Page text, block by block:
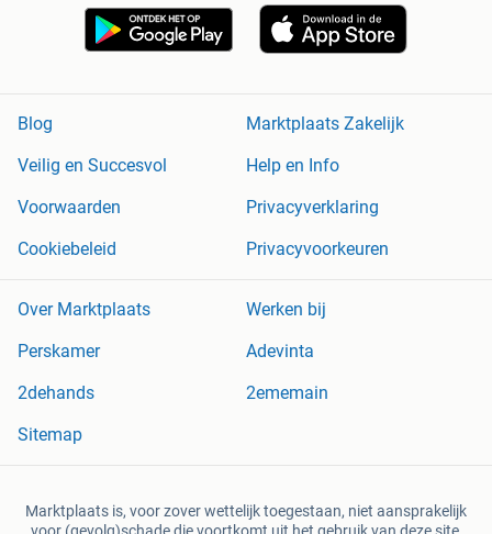
Blog
Marktplaats Zakelijk
Veilig en Succesvol
Help en Info
Voorwaarden
Privacyverklaring
Cookiebeleid
Privacyvoorkeuren
Over Marktplaats
Werken bij
Perskamer
Adevinta
2dehands
2ememain
Sitemap
Marktplaats is, voor zover wettelijk toegestaan, niet aansprakelijk